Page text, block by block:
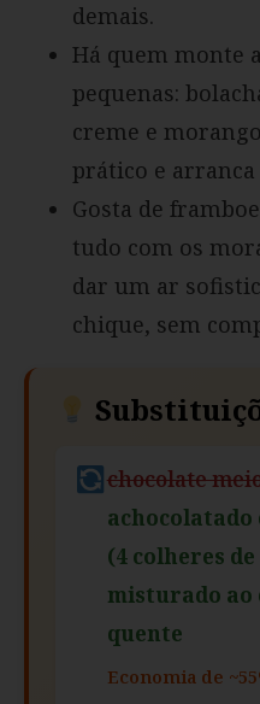
demais.
Há quem monte
pequenas:
creme e
prático e
Gosta de
tudo com os
dar um ar
chique, sem
chocolate
achocolatado
(4 colheres
misturado ao
quente
Economia de